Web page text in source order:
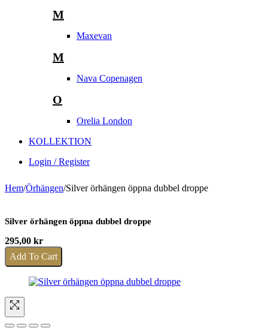
M
Maxevan
M
Nava Copenagen
O
Orelia London
KOLLEKTION
Login / Register
Hem/Örhängen/Silver örhängen öppna dubbel droppe
Silver örhängen öppna dubbel droppe
295,00 kr
Add To Cart